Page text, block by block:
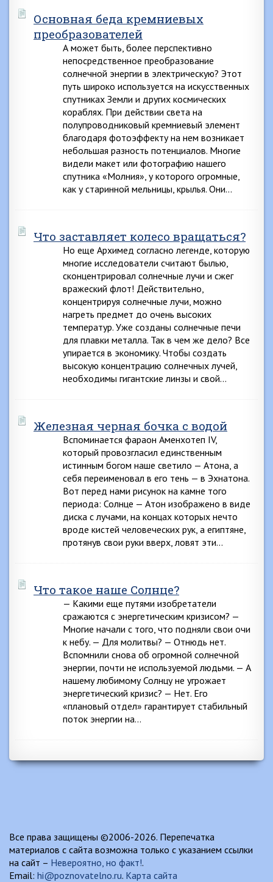
Основная беда кремниевых
преобразователей
А может быть, более перспективно
непосредственное преобразование
солнечной энергии в электрическую? Этот
путь широко используется на искусственных
спутниках Земли и других космических
кораблях. При действии света на
полупроводниковый кремниевый элемент
благодаря фотоэффекту на нем возникает
небольшая разность потенциалов. Многие
видели макет или фотографию нашего
спутника «Молния», у которого огромные,
как у старинной мельницы, крылья. Они…
Что заставляет колесо вращаться?
Но еще Архимед согласно легенде, которую
многие исследователи считают былью,
сконцентрировал солнечные лучи и сжег
вражеский флот! Действительно,
концентрируя солнечные лучи, можно
нагреть предмет до очень высоких
температур. Уже созданы солнечные печи
для плавки металла. Так в чем же дело? Все
упирается в экономику. Чтобы создать
высокую концентрацию солнечных лучей,
необходимы гигантские линзы и свой…
Железная черная бочка с водой
Вспоминается фараон Аменхотеп IV,
который провозгласил единственным
истинным богом наше светило — Атона, а
себя переименовал в его тень — в Эхнатона.
Вот перед нами рисунок на камне того
периода: Солнце — Атон изображено в виде
диска с лучами, на концах которых нечто
вроде кистей человеческих рук, а египтяне,
протянув свои руки вверх, ловят эти…
Что такое наше Солнце?
— Какими еще путями изобретатели
сражаются с энергетическим кризисом? —
Многие начали с того, что подняли свои очи
к небу. — Для молитвы? — Отнюдь нет.
Вспомнили снова об огромной солнечной
энергии, почти не используемой людьми. — А
нашему любимому Солнцу не угрожает
энергетический кризис? — Нет. Его
«плановый отдел» гарантирует стабильный
поток энергии на…
Все права защищены ©2006-2026. Перепечатка
материалов с сайта возможна только с указанием ссылки
на сайт – Невероятно, но факт!.
Email: hi@poznovatelno.ru. Карта сайта